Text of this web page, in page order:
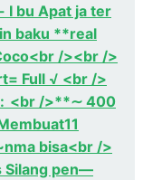
I bu Apat ja ter
baku **real
/><br />
Full √ <br />
: <br />**∼ 400
bisa<br />
Silang pen—